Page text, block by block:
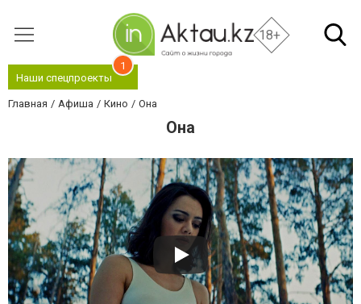
18+
Наши спецпроекты
1
Главная Афиша Кино Она
Она